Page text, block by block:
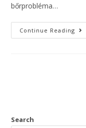
bőrprobléma…
Continue Reading
Search